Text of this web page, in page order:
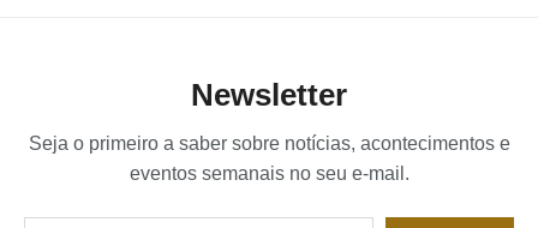
Newsletter
Seja o primeiro a saber sobre notícias, acontecimentos e
eventos semanais no seu e-mail.
Digite seu e-mail…